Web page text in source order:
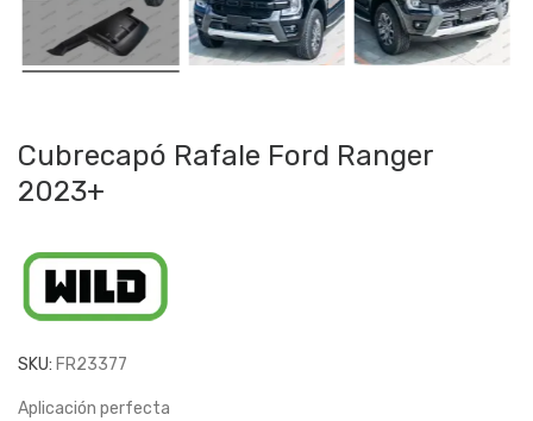
Cubrecapó Rafale Ford Ranger
2023+
SKU: FR23377
Aplicación perfecta